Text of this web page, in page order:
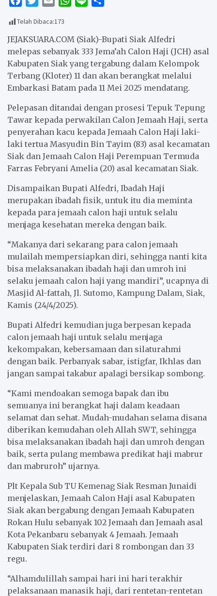
c
e
b
o
o
k
i
t
t
e
r
a
i
l
t
s
A
p
p
e
r
e
Telah Dibaca:173
JEJAKSUARA.COM (Siak)-Bupati Siak Alfedri
melepas sebanyak 333 Jema’ah Calon Haji (JCH) asal
Kabupaten Siak yang tergabung dalam Kelompok
Terbang (Kloter) 11 dan akan berangkat melalui
Embarkasi Batam pada 11 Mei 2025 mendatang.
Pelepasan ditandai dengan prosesi Tepuk Tepung
Tawar kepada perwakilan Calon Jemaah Haji, serta
penyerahan kacu kepada Jemaah Calon Haji laki-
laki tertua Masyudin Bin Tayim (83) asal kecamatan
Siak dan Jemaah Calon Haji Perempuan Termuda
Farras Febryani Amelia (20) asal kecamatan Siak.
Disampaikan Bupati Alfedri, Ibadah Haji
merupakan ibadah fisik, untuk itu dia meminta
kepada para jemaah calon haji untuk selalu
menjaga kesehatan mereka dengan baik.
“Makanya dari sekarang para calon jemaah
mulailah mempersiapkan diri, sehingga nanti kita
bisa melaksanakan ibadah haji dan umroh ini
selaku jemaah calon haji yang mandiri”, ucapnya di
Masjid Al-fattah, Jl. Sutomo, Kampung Dalam, Siak,
Kamis (24/4/2025).
Bupati Alfedri kemudian juga berpesan kepada
calon jemaah haji untuk selalu menjaga
kekompakan, kebersamaan dan silaturahmi
dengan baik. Perbanyak sabar, istigfar, Ikhlas dan
jangan sampai takabur apalagi bersikap sombong.
“Kami mendoakan semoga bapak dan ibu
semuanya ini berangkat haji dalam keadaan
selamat dan sehat. Mudah-mudahan selama disana
diberikan kemudahan oleh Allah SWT, sehingga
bisa melaksanakan ibadah haji dan umroh dengan
baik, serta pulang membawa predikat haji mabrur
dan mabruroh” ujarnya.
Plt Kepala Sub TU Kemenag Siak Resman Junaidi
menjelaskan, Jemaah Calon Haji asal Kabupaten
Siak akan bergabung dengan Jemaah Kabupaten
Rokan Hulu sebanyak 102 Jemaah dan Jemaah asal
Kota Pekanbaru sebanyak 4 Jemaah. Jemaah
Kabupaten Siak terdiri dari 8 rombongan dan 33
regu.
“Alhamdulillah sampai hari ini hari terakhir
pelaksanaan manasik haji, dari rentetan-rentetan